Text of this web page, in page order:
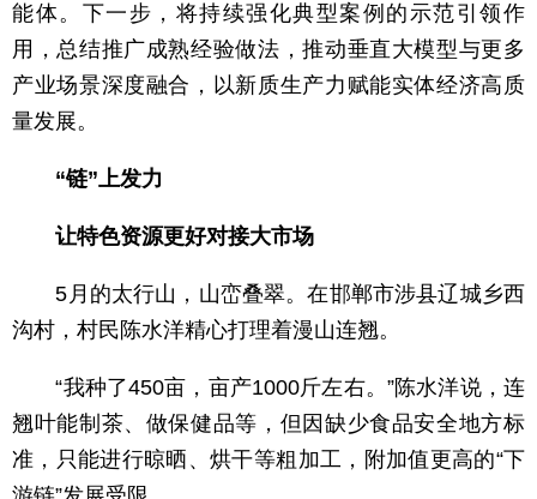
能体。下一步，将持续强化典型案例的示范引领作
用，总结推广成熟经验做法，推动垂直大模型与更多
产业场景深度融合，以新质生产力赋能实体经济高质
量发展。
“链”上发力
让特色资源更好对接大市场
5月的太行山，山峦叠翠。在邯郸市涉县辽城乡西
沟村，村民陈水洋精心打理着漫山连翘。
“我种了450亩，亩产1000斤左右。”陈水洋说，连
翘叶能制茶、做保健品等，但因缺少食品安全地方标
准，只能进行晾晒、烘干等粗加工，附加值更高的“下